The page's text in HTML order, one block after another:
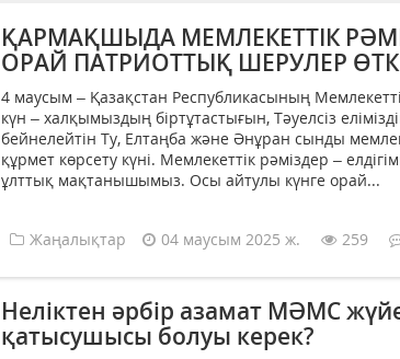
ҚАРМАҚШЫДА МЕМЛЕКЕТТІК
ОРАЙ ПАТРИОТТЫҚ ШЕРУЛЕР
4 маусым – Қазақстан Республикасының
күн – халқымыздың біртұтастығын, Тәуелсіз
бейнелейтін Ту, Елтаңба және Әнұран сынды
құрмет көрсету күні. Мемлекеттік рәміздер –
ұлттық мақтанышымыз. Осы айтулы күнге орай...
Жаңалықтар 04 маусым 2025 ж. 259
Неліктен әрбір азамат МӘМС
қатысушысы болуы керек?